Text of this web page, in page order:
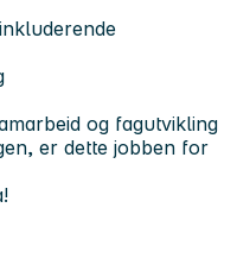
og fagutvikling
er dette jobben for